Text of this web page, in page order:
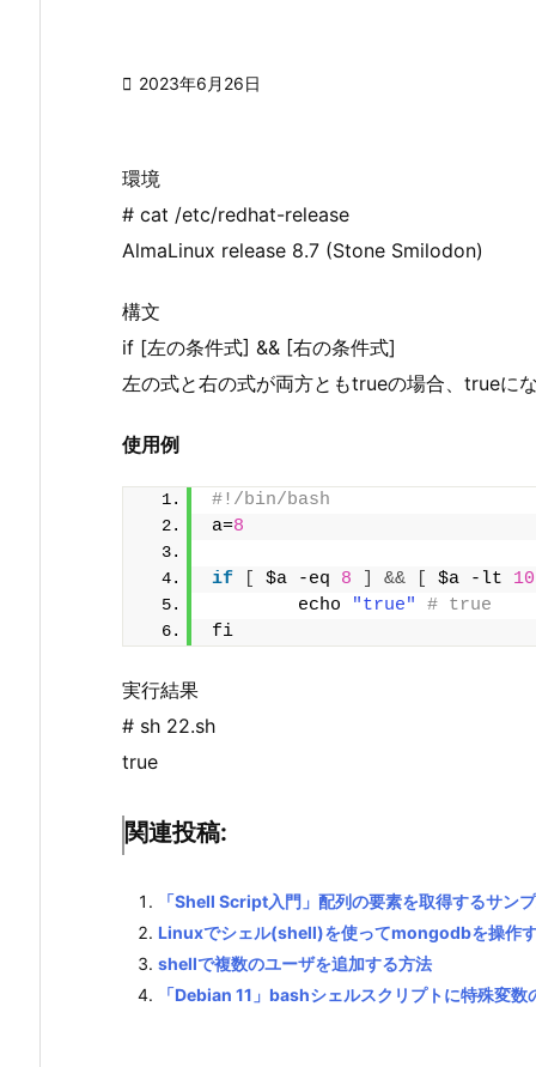
 2023年6月26日
環境
# cat /etc/redhat-release
AlmaLinux release 8.7 (Stone Smilodon)
構文
if [左の条件式] && [右の条件式]
左の式と右の式が両方ともtrueの場合、trueに
使用例
#!/bin/bash
a=8
if $a -eq 8 && $a -lt 10
        echo
"true"
# true
fi
実行結果
# sh 22.sh
true
関連投稿:
「Shell Script入門」配列の要素を取得するサン
Linuxでシェル(shell)を使ってmongodbを操作
shellで複数のユーザを追加する方法
「Debian 11」bashシェルスクリプトに特殊変数